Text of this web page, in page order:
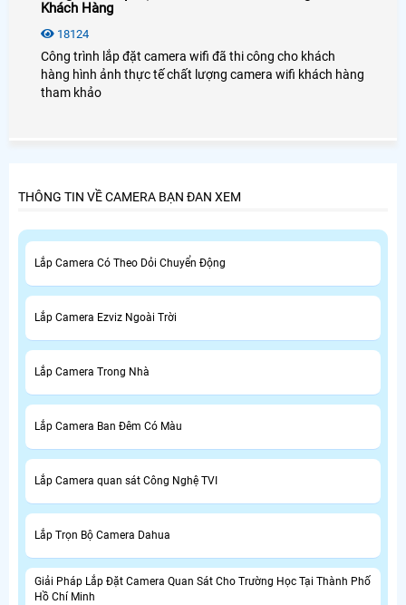
Khách Hàng
18124
Công trình lắp đặt camera wifi đã thi công cho khách
hàng hình ảnh thực tế chất lượng camera wifi khách hàng
tham khảo
THÔNG TIN VỀ CAMERA BẠN ĐAN XEM
Lắp Camera Có Theo Dỏi Chuyển Động
Lắp Camera Ezviz Ngoài Trời
Lắp Camera Trong Nhà
Lắp Camera Ban Đêm Có Màu
Lắp Camera quan sát Công Nghệ TVI
Lắp Trọn Bộ Camera Dahua
Giải Pháp Lắp Đặt Camera Quan Sát Cho Trường Học Tại Thành Phố
Hồ Chí Minh